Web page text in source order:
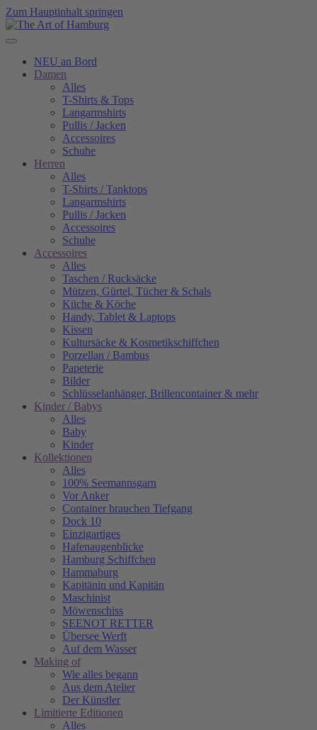
Zum Hauptinhalt springen
NEU an Bord
Damen
Alles
T-Shirts & Tops
Langarmshirts
Pullis / Jacken
Accessoires
Schuhe
Herren
Alles
T-Shirts / Tanktops
Langarmshirts
Pullis / Jacken
Accessoires
Schuhe
Accessoires
Alles
Taschen / Rucksäcke
Mützen, Gürtel, Tücher & Schals
Küche & Köche
Handy, Tablet & Laptops
Kissen
Kultursäcke & Kosmetikschiffchen
Porzellan / Bambus
Papeterie
Bilder
Schlüsselanhänger, Brillencontainer & mehr
Kinder / Babys
Alles
Baby
Kinder
Kollektionen
Alles
100% Seemannsgarn
Vor Anker
Container brauchen Tiefgang
Dock 10
Einzigartiges
Hafenaugen­blicke
Hamburg Schiffchen
Hammaburg
Kapitänin und Kapitän
Maschinist
Möwenschiss
SEENOT RETTER
Übersee Werft
Auf dem Wasser
Making of
Wie alles begann
Aus dem Atelier
Der Künstler
Limitierte Editionen
Alles